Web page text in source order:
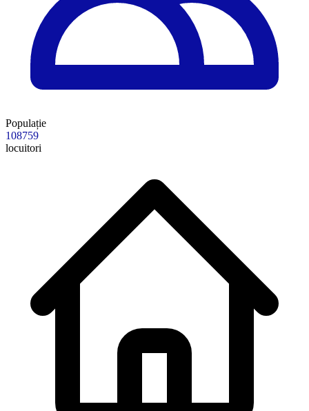
Populație
108759
locuitori